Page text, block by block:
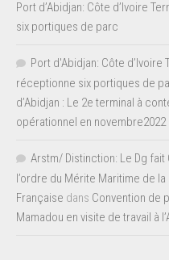
Port d’Abidjan: Côte d’Ivoire
six portiques de parc
Port d'Abidjan: Côte d’Ivoire
réceptionne six portiques de
d’Abidjan : Le 2e terminal à
opérationnel en novembre2022
Arstm/ Distinction: Le Dg fait
l’ordre du Mérite Maritime de
Française dans Convention de
Mamadou en visite de travail à